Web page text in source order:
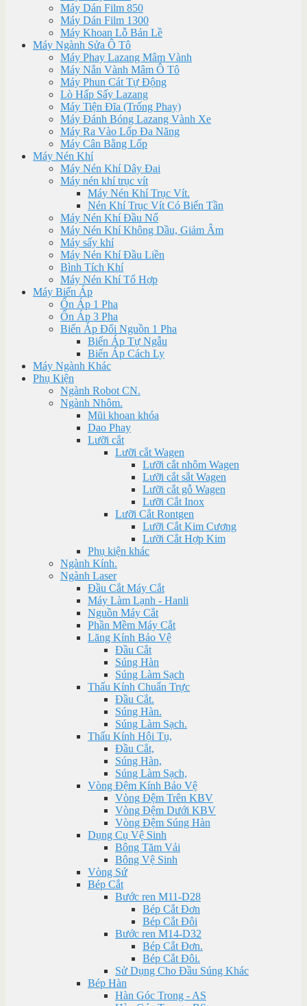
Máy Dán Film 850
Máy Dán Film 1300
Máy Khoan Lỗ Bản Lề
Máy Ngành Sửa Ô Tô
Máy Phay Lazang Mâm Vành
Máy Nắn Vành Mâm Ô Tô
Máy Phun Cát Tự Động
Lò Hấp Sấy Lazang
Máy Tiện Đĩa (Trống Phay)
Máy Đánh Bóng Lazang Vành Xe
Máy Ra Vào Lốp Đa Năng
Máy Cân Bằng Lốp
Máy Nén Khí
Máy Nén Khí Dây Đai
Máy nén khí trục vít
Máy Nén Khí Trục Vít.
Nén Khí Trục Vít Có Biến Tần
Máy Nén Khí Đầu Nổ
Máy Nén Khí Không Dầu, Giảm Âm
Máy sấy khí
Máy Nén Khí Đầu Liền
Bình Tích Khí
Máy Nén Khí Tổ Hợp
Máy Biến Áp
Ổn Áp 1 Pha
Ổn Áp 3 Pha
Biến Áp Đổi Nguồn 1 Pha
Biến Áp Tự Ngẫu
Biến Áp Cách Ly
Máy Ngành Khác
Phụ Kiện
Ngành Robot CN.
Ngành Nhôm.
Mũi khoan khóa
Dao Phay
Lưỡi cắt
Lưỡi cắt Wagen
Lưỡi cắt nhôm Wagen
Lưỡi cắt sắt Wagen
Lưỡi cắt gỗ Wagen
Lưỡi Cắt Inox
Lưỡi Cắt Rontgen
Lưỡi Cắt Kim Cương
Lưỡi Cắt Hợp Kim
Phụ kiện khác
Ngành Kính.
Ngành Laser
Đầu Cắt Máy Cắt
Máy Làm Lạnh - Hanli
Nguồn Máy Cắt
Phần Mềm Máy Cắt
Lăng Kính Bảo Vệ
Đầu Cắt
Súng Hàn
Súng Làm Sạch
Thấu Kính Chuẩn Trực
Đầu Cắt.
Súng Hàn.
Súng Làm Sạch.
Thấu Kính Hội Tụ,
Đầu Cắt,
Súng Hàn,
Súng Làm Sạch,
Vòng Đệm Kính Bảo Vệ
Vòng Đệm Trên KBV
Vòng Đệm Dưới KBV
Vòng Đệm Súng Hàn
Dụng Cụ Vệ Sinh
Bông Tăm Vải
Bông Vệ Sinh
Vòng Sứ
Bép Cắt
Bước ren M11-D28
Bép Cắt Đơn
Bép Cắt Đôi
Bước ren M14-D32
Bép Cắt Đơn.
Bép Cắt Đôi.
Sử Dụng Cho Đầu Súng Khác
Bép Hàn
Hàn Góc Trong - AS